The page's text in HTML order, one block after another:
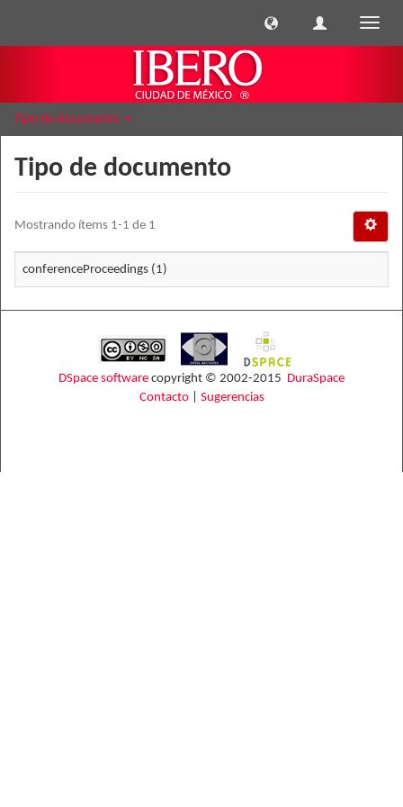
Tipo de documento
Tipo de documento
Mostrando ítems 1-1 de 1
conferenceProceedings (1)
DSpace software copyright © 2002-2015 DuraSpace
Contacto| Sugerencias